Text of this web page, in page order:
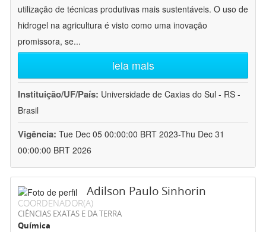
utilização de técnicas produtivas mais sustentáveis. O uso de
hidrogel na agricultura é visto como uma inovação
promissora, se...
leia mais
Instituição/UF/País: Universidade de Caxias do Sul - RS -
Brasil
Vigência: Tue Dec 05 00:00:00 BRT 2023-Thu Dec 31
00:00:00 BRT 2026
Adilson Paulo Sinhorin
COORDENADOR(A)
CIÊNCIAS EXATAS E DA TERRA
Química